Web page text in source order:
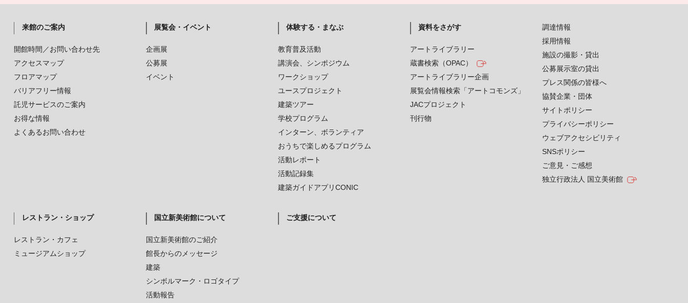
来館のご案内
開館時間／お問い合わせ先
アクセスマップ
フロアマップ
バリアフリー情報
託児サービスのご案内
お得な情報
よくあるお問い合わせ
展覧会・イベント
企画展
公募展
イベント
体験する・まなぶ
教育普及活動
講演会、シンポジウム
ワークショップ
ユースプロジェクト
建築ツアー
学校プログラム
インターン、ボランティア
おうちで楽しめるプログラム
活動レポート
活動記録集
建築ガイドアプリCONIC
資料をさがす
アートライブラリー
蔵書検索（OPAC）
アートライブラリー企画
展覧会情報検索「アートコモンズ」
JACプロジェクト
刊行物
レストラン・ショップ
レストラン・カフェ
ミュージアムショップ
国立新美術館について
国立新美術館のご紹介
館長からのメッセージ
建築
シンボルマーク・ロゴタイプ
活動報告
ご支援について
調達情報
採用情報
施設の撮影・貸出
公募展示室の貸出
プレス関係の皆様へ
協賛企業・団体
サイトポリシー
プライバシーポリシー
ウェブアクセシビリティ
SNSポリシー
ご意見・ご感想
独立行政法人 国立美術館